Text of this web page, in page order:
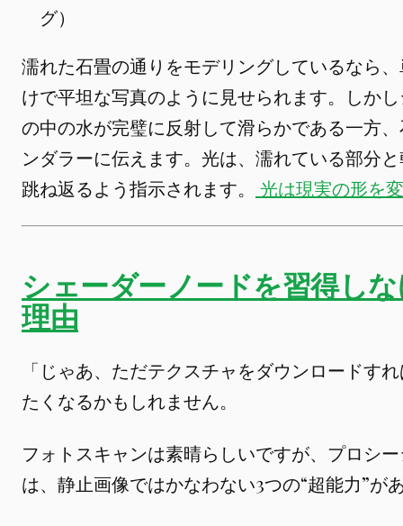
グ）
濡れた石畳の通りをモデリングしているなら
けで平坦な写真のように見せられます。しか
の中の水が完璧に反射して滑らかである一方
ンダラーに伝えます。光は、濡れている部分
跳ね返るよう指示されます。
光は現実の形を
シェーダーノードを習得し
理由
「じゃあ、ただテクスチャをダウンロードす
たくなるかもしれません。
フォトスキャンは素晴らしいですが、プロシ
は、静止画像ではかなわない3つの“超能力”が